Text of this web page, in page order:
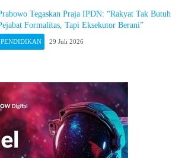
Tegaskan Praja IPDN: “Rakyat Tak Butuh
Formalitas, Tapi Eksekutor Berani”
PENDIDIKAN 29 Juli 2026